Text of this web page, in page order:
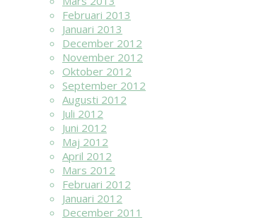
Februari 2013
Januari 2013
December 2012
November 2012
Oktober 2012
September 2012
Augusti 2012
Juli 2012
Juni 2012
Maj 2012
April 2012
Mars 2012
Februari 2012
Januari 2012
December 2011